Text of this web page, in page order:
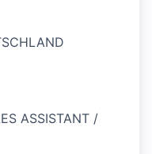
ASSISTANT /